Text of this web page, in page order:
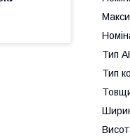
Тип
Тип